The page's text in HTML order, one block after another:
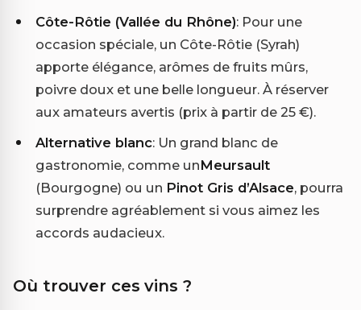
Côte-Rôtie (Vallée du Rhône): Pour une
occasion spéciale, un Côte-Rôtie (Syrah)
apporte élégance, arômes de fruits mûrs,
poivre doux et une belle longueur. À réserver
aux amateurs avertis (prix à partir de 25 €).
Alternative blanc: Un grand blanc de
gastronomie, comme unMeursault
(Bourgogne) ou un Pinot Gris d’Alsace, pourra
surprendre agréablement si vous aimez les
accords audacieux.
Où trouver ces vins ?